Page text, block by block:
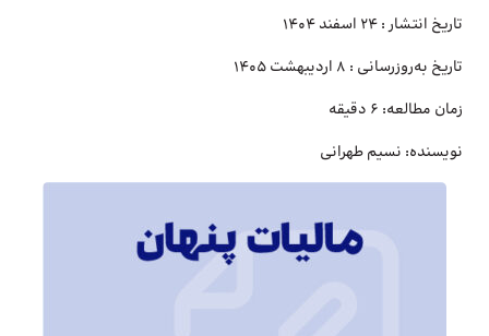
تاریخ انتشار : 24 اسفند 1404
تاریخ به‌روزرسانی : 8 اردیبهشت 1405
زمان مطالعه: 6 دقیقه
نویسنده: نسیم طهرانی